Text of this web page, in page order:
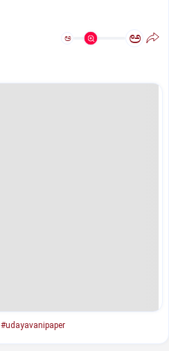
ಅ ಅ
#udayavanipaper